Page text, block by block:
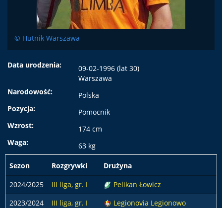
© Hutnik Warszawa
Data urodzenia:
09-02-1996 (lat 30)
Warszawa
Narodowość:
Polska
Pozycja:
Pomocnik
Wzrost:
174 cm
Waga:
63 kg
Sezon Rozgrywki
Drużyna
2024/2025
III liga, gr. I
Pelikan Łowicz
2023/2024
III liga, gr. I
Legionovia Legionowo